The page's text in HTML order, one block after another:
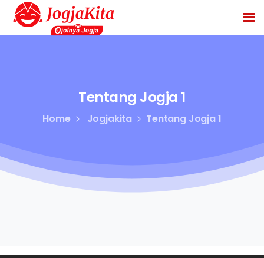
Tentang Jogja1
Home Jogjakita Tentang Jogja 1